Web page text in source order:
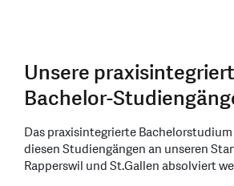
Unsere
Bachelor-
Das praxisintegrierte Bachelorstudium
diesen Studiengängen an unseren
Rapperswil und St.Gallen absolviert